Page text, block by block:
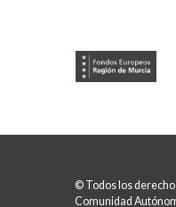
© Todos los
Comunidad